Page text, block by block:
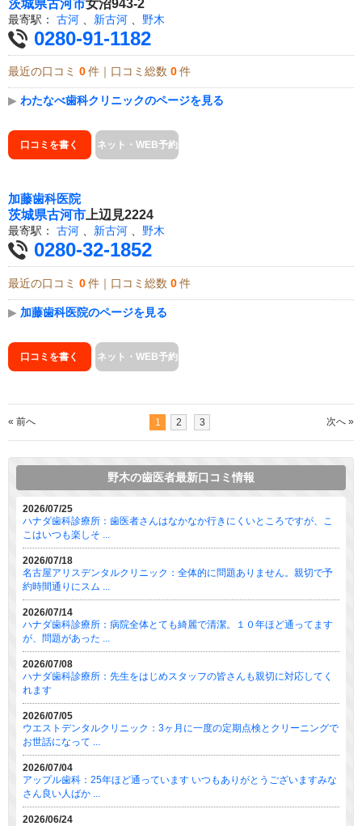
茨城県古河市女沼943-2
最寄駅： 古河 新古河 野木
0280-91-1182
最近の口コミ 0 件｜口コミ総数 0 件
▶ わたなべ歯科クリニックのページを見る
口コミを書く ネット・WEB予約
加藤歯科医院
茨城県古河市 上辺見2224
最寄駅： 古河 、 新古河 、 野木
0280-32-1852
最近の口コミ 0 件｜口コミ総数 0 件
▶ 加藤歯科医院のページを見る
口コミを書く ネット・WEB予約
« 前へ 1 2 3 次へ »
野木の歯医者最新口コミ情報
2026/07/25
ハナダ歯科診療所：歯医者さんはなかなか行きにくいところですが、こ
こはいつも楽しそ ...
2026/07/18
名古屋アリスデンタルクリニック：全体的に問題ありません。親切で予
約時間通りにスム ...
2026/07/14
ハナダ歯科診療所：病院全体とても綺麗で清潔。１０年ほど通ってます
が、問題があった ...
2026/07/08
ハナダ歯科診療所：先生をはじめスタッフの皆さんも親切に対応してく
れます
2026/07/05
ウエストデンタルクリニック：3ヶ月に一度の定期点検とクリーニングで
お世話になって ...
2026/07/04
アップル歯科：25年ほど通っています いつもありがとうございますみな
さん良い人ばか ...
2026/06/24